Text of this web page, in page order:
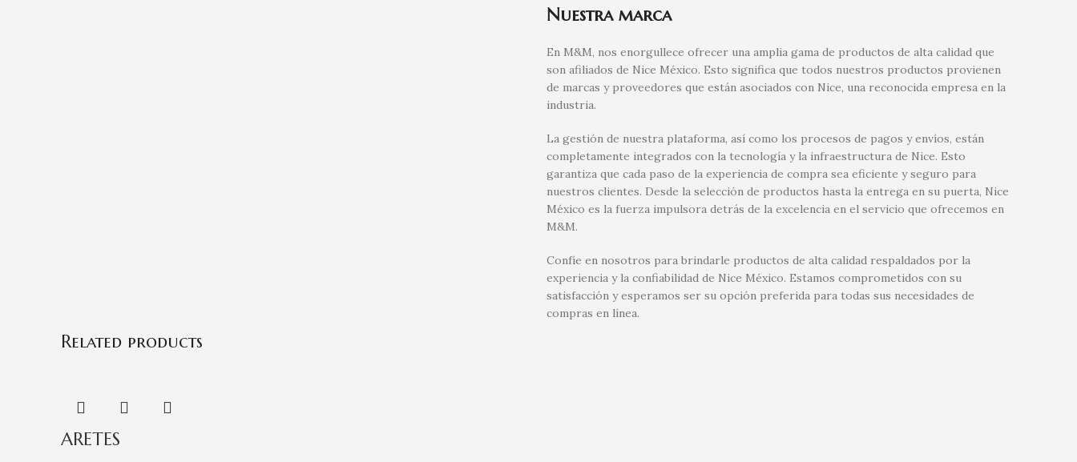
Nuestra marca
En M&M, nos enorgullece ofrecer una amplia gama de productos de alta calidad que
son afiliados de Nice México. Esto significa que todos nuestros productos provienen
de marcas y proveedores que están asociados con Nice, una reconocida empresa en la
industria.
La gestión de nuestra plataforma, así como los procesos de pagos y envíos, están
completamente integrados con la tecnología y la infraestructura de Nice. Esto
garantiza que cada paso de la experiencia de compra sea eficiente y seguro para
nuestros clientes. Desde la selección de productos hasta la entrega en su puerta, Nice
México es la fuerza impulsora detrás de la excelencia en el servicio que ofrecemos en
M&M.
Confíe en nosotros para brindarle productos de alta calidad respaldados por la
experiencia y la confiabilidad de Nice México. Estamos comprometidos con su
satisfacción y esperamos ser su opción preferida para todas sus necesidades de
compras en línea.
Related products
ARETES